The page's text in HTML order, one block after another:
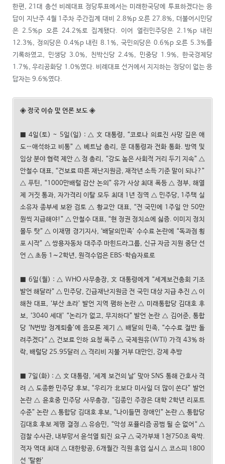
한편, 21대 총선 비례대표 정당투표에서는 미래한국당에 투표하겠다는 응
답이 지난주 4월 1주차 주간집계 대비 2.8%p 오른 27.8%, 더불어시민당
은 2.5%p 오른 24.2%로 집계됐다. 이어 열린민주당은 2.1%p 내린
12.3%, 정의당은 0.4%p 내린 8.1%, 국민의당은 0.6%p 오른 5.3%를
기록하였고, 민생당 3.0%, 친박신당 2.4%, 민중당 1.9%, 한국경제당
1.7%, 우리공화당 1.0%였다. 비례대표 선거에서 지지하는 정당이 없는 응
답자는 9.6%였다.
◈ 정국 이슈 및 언론 보도 ◈
■ 4일(토) ~ 5일(일) : △ 文 대통령, “코로나 의료진 사망 깊은 애
도…애석하고 비통” △ 베트남 총리, 문 대통령과 전화 통화. 방역 및
임상 분야 협력 제안 △ 정 총리, “강도 높은 사회적 거리 두기 지속” △
안철수 대표, “건보료 따른 재난지원금, 재작년 소득 기준 말이 되나?”
△ 푸틴, “1000만배럴 감산 논의” 유가 사상 최대 폭등 △ 정부, 해열
제 거짓 통과, 자가격리 이탈 모두 최대 1년 징역 △ 민주당, 1주택 실
소유자 종부세 보완 검토 △ 황교안 대표, “전 국민에 1주일 안 50만
원씩 지급해야!” △ 안철수 대표, “현 정권 정치쇼에 싫증. 이미지 정치
몰두 탓” △ 이재명 경기지사, ‘배달의민족’ 수수료 논란에 “독과점 횡
포 시작” △ 쌍용자동차 대주주 마힌드라그룹, 신규 자금 지원 중단 선
언 △ 초등 1∼2학년, 원격수업은 EBS·학습자료로
■ 6일(월) : △ WHO 사무총장, 文 대통령에게 “세계보건총회 기조
발언 해달라” △ 민주당, 긴급재난지원금 전 국민 대상 지급 추진 △ 이
해찬 대표, ‘부산 초라’ 발언 지역 폄하 논란 △ 미래통합당 김대호 후
보, ‘3040 세대’ “논리가 없고, 무지하다” 발언 논란 △ 김어준, 통합
당 ‘N번방 정계퇴출’에 음모론 제기 △ 배달의 민족, “수수료 절반 돌
려주겠다“ △ 건보료 인하 요청 폭주 △ 국제원유(WTI) 가격 43% 하
락, 배럴당 25.95달러 △ 격리비 지불 거부 대만인, 강제 추방
■ 7일(화) : △ 文 대통령, ‘세계 보건의 날’ 맞아 SNS 통해 간호사 격
려 △ 도종환 민주당 후보, “우리가 北보다 미사일 더 많이 쏜다” 발언
논란 △ 윤호중 민주당 사무총장, “김종인 주장은 대학 2학년 리포트
수준” 논란 △ 통합당 김대호 후보, “나이들면 장애인” 논란 △ 통합당
김대호 후보 제명 결정.△ 유승민, “악성 포퓰리즘 공범 될 순 없어“ △
검찰 수사관, 내부망서 윤석열 퇴진 요구 △ 국가부채 1천750조 육박.
적자 역대 최대 △ 대한항공, 6개월간 직원 휴업 실시 △ 코스피 1800
선 ‘탈환’